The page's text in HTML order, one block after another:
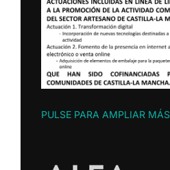
PULSE PARA AMPLIAR MÁS